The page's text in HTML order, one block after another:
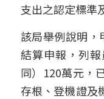
支出之認定標準
該局舉例說明，
結算申報，列
同）120萬元，
存根、登機證及